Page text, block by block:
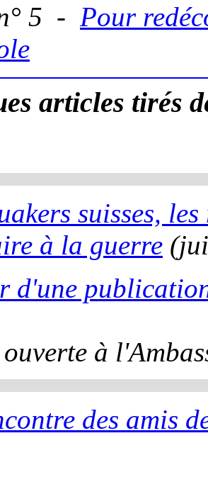
5 - Pour
articles tirés
suisses,
à la guerre
d'une
à
des amis